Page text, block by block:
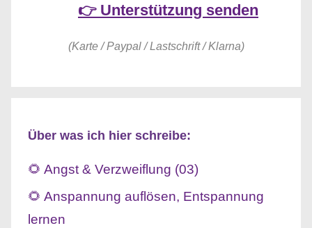
👉 Unterstützung senden
(Karte / Paypal / Lastschrift / Klarna)
Über was ich hier schreibe:
🌻 Angst & Verzweiflung (03)
🌻 Anspannung auflösen, Entspannung
lernen